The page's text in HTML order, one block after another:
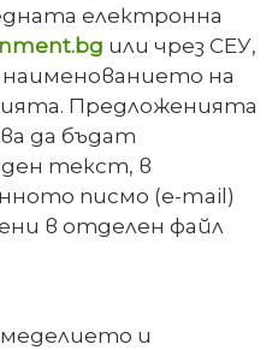
електронна
или чрез СЕУ,
наименованието на
Предложенията
да бъдат
текст, в
писмо (e-mail)
в отделен файл
и